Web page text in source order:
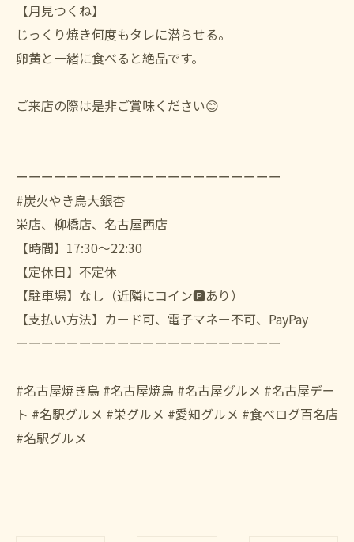
【月見つくね】
じっくり焼き何度もタレに潜らせる。
卵黄と一緒に食べると絶品です。
ご来店の際は是非ご賞味ください😊
ーーーーーーーーーーーーーーーーーーーーー
#炭火やき鳥大銀杏
栄店、柳橋店、名古屋西店
【時間】17:30〜22:30
【定休日】不定休
【駐車場】なし（近隣にコイン🅿️あり）
【支払い方法】カード可、電子マネー不可、PayPay
ーーーーーーーーーーーーーーーーーーーーー
#名古屋焼き鳥 #名古屋焼鳥 #名古屋グルメ #名古屋デー
ト #名駅グルメ #栄グルメ #愛知グルメ #食べログ百名店
#名駅グルメ